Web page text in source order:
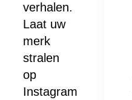
verhalen.
Laat uw
merk
stralen
op
Instagram